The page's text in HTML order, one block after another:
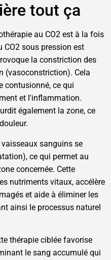
tout ça
au CO2 est à la fois
CO2 sous pression est
la constriction des
(vasoconstriction). Cela
contusionné, ce qui
et l'inflammation.
également la zone, ce
sanguins se
ce qui permet au
concernée. Cette
nutriments vitaux, accélère
et aide à éliminer les
ainsi le processus naturel
thérapie ciblée favorise
le sang accumulé qui